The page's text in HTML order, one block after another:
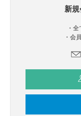
新
・
・会